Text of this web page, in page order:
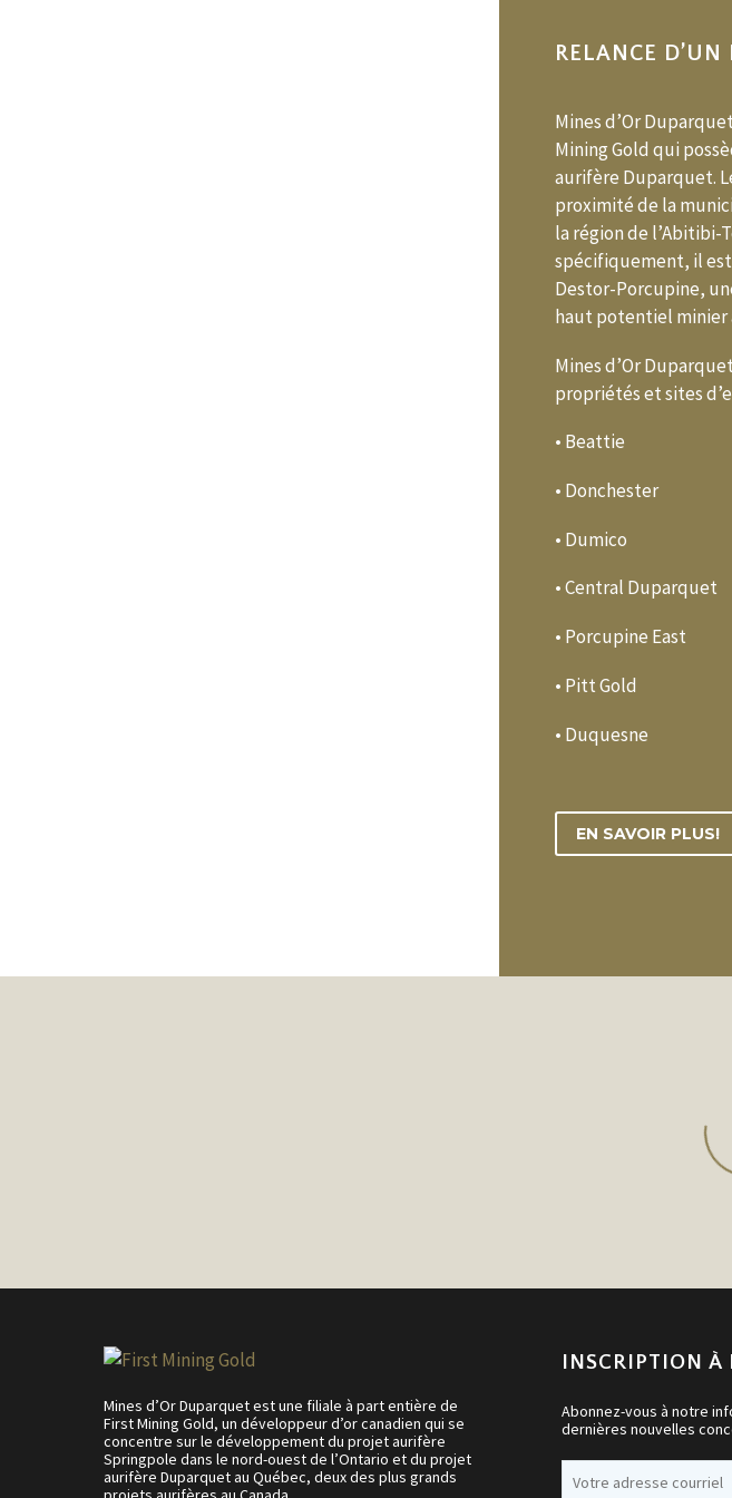
RELANCE D’UN
Mines d’Or
Mining Gold qui
aurifère Duparquet.
proximité de la
la région de l’Abitibi-
spécifiquement, il
Destor-Porcupine,
haut potentiel minier
Mines d’Or
propriétés et sites
• Beattie
• Donchester
• Dumico
• Central Duparquet
• Porcupine East
• Pitt Gold
• Duquesne
EN SAVOIR PLUS!
Mines
Président-
« Nous sommes privilégiés de pouvoir développer
Mines d’Or Duparquet est une filiale à part entière de
First Mining Gold, un développeur d’or canadien qui se
concentre sur le développement du projet aurifère
Springpole dans le nord-ouest de l’Ontario et du projet
aurifère Duparquet au Québec, deux des plus grands
INSCRIPTION À
Abonnez-vous à notre
dernières nouvelles